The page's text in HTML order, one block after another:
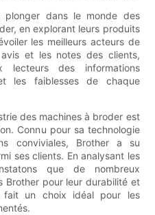
plonger dans le monde des
en explorant leurs produits
les meilleurs acteurs de
et les notes des clients,
des informations
les faiblesses de chaque
des machines à broder est
Connu pour sa technologie
conviviales, Brother a su
ses clients. En analysant les
que de nombreux
Brother pour leur durabilité et
un choix idéal pour les